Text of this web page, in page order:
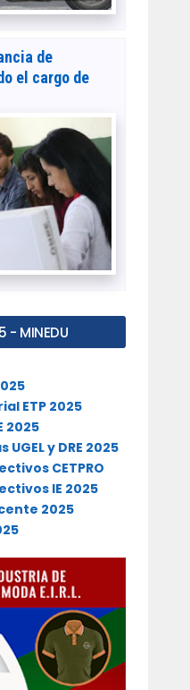
de
el cargo de
- MINEDU
ETP 2025
2025
y DRE 2025
CETPRO
IE 2025
2025